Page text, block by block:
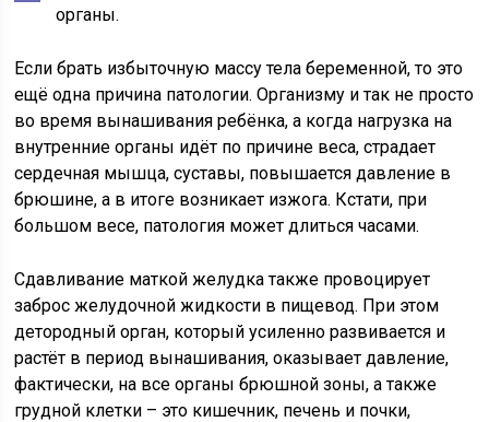
органы.
Если брать избыточную массу тела беременной, то это
ещё одна причина патологии. Организму и так не просто
во время вынашивания ребёнка, а когда нагрузка на
внутренние органы идёт по причине веса, страдает
сердечная мышца, суставы, повышается давление в
брюшине, а в итоге возникает изжога. Кстати, при
большом весе, патология может длиться часами.
Сдавливание маткой желудка также провоцирует
заброс желудочной жидкости в пищевод. При этом
детородный орган, который усиленно развивается и
растёт в период вынашивания, оказывает давление,
фактически, на все органы брюшной зоны, а также
грудной клетки – это кишечник, печень и почки,